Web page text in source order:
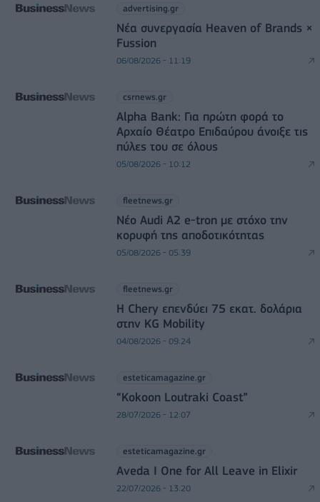
advertising.gr
Νέα συνεργασία Heaven of Brands ×
Fussion
06/08/2026 - 11:19
csrnews.gr
Alpha Bank: Για πρώτη φορά το
Αρχαίο Θέατρο Επιδαύρου άνοιξε τις
πύλες του σε όλους
05/08/2026 - 10:12
fleetnews.gr
Νέο Audi A2 e-tron με στόχο την
κορυφή της αποδοτικότητας
05/08/2026 - 05:39
fleetnews.gr
Η Chery επενδύει 75 εκατ. δολάρια
στην KG Mobility
04/08/2026 - 09:24
esteticamagazine.gr
“Kokoon Loutraki Coast”
28/07/2026 - 12:07
esteticamagazine.gr
Aveda I One for All Leave in Elixir
22/07/2026 - 13:20